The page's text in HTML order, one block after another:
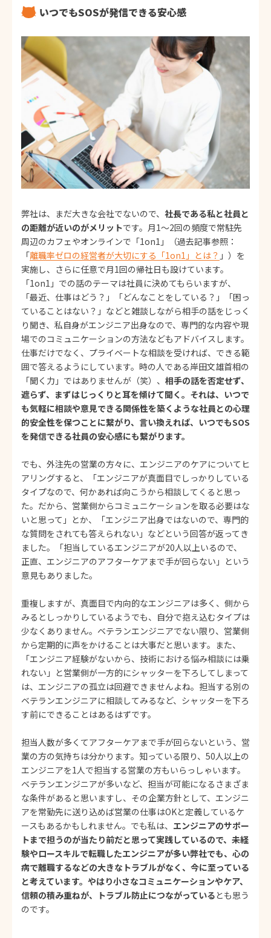
いつでもSOSが発信できる安心感
弊社は、まだ大きな会社でないので、 社長である私と社員と
の距離が近いのがメリットです。月1～2回の頻度で常駐先
周辺のカフェやオンラインで「1on1」（過去記事参照：
「離職率ゼロの経営者が大切にする「1on1」とは？ 」）を
実施し、さらに任意で月1回の帰社日も設けています。
「1on1」での話のテーマは社員に決めてもらいますが、
「最近、仕事はどう？」「どんなことをしている？」「困っ
ていることはない？」などと雑談しながら相手の話をじっく
り聞き、私自身がエンジニア出身なので、専門的な内容や現
場でのコミュニケーションの方法などもアドバイスします。
仕事だけでなく、プライベートな相談を受ければ、できる範
囲で答えるようにしています。時の人である岸田文雄首相の
「聞く力」ではありませんが（笑）、 相手の話を否定せず、
遮らず、まずはじっくりと耳を傾けて聞く。それは、いつで
も気軽に相談や意見できる関係性を築くような社員との心理
的安全性を保つことに繋がり、言い換えれば、いつでもSOS
を発信できる社員の安心感にも繋がります。
でも、外注先の営業の方々に、エンジニアのケアについてヒ
アリングすると、「エンジニアが真面目でしっかりしている
タイプなので、何かあれば向こうから相談してくると思っ
た。だから、営業側からコミュニケーションを取る必要はな
いと思って」とか、「エンジニア出身ではないので、専門的
な質問をされても答えられない」などという回答が返ってき
ました。「担当しているエンジニアが20人以上いるので、
正直、エンジニアのアフターケアまで手が回らない」という
意見もありました。
重複しますが、真面目で内向的なエンジニアは多く、側から
みるとしっかりしているようでも、自分で抱え込むタイプは
少なくありません。ベテランエンジニアでない限り、営業側
から定期的に声をかけることは大事だと思います。また、
「エンジニア経験がないから、技術における悩み相談には乗
れない」と営業側が一方的にシャッターを下ろしてしまって
は、エンジニアの孤立は回避できませんよね。担当する別の
ベテランエンジニアに相談してみるなど、シャッターを下ろ
す前にできることはあるはずです。
担当人数が多くてアフターケアまで手が回らないという、営
業の方の気持ちは分かります。知っている限り、50人以上の
エンジニアを1人で担当する営業の方もいらっしゃいます。
ベテランエンジニアが多いなど、担当が可能になるさまざま
な条件があると思いますし、その企業方針として、エンジニ
アを常勤先に送り込めば営業の仕事はOKと定義しているケ
ースもあるかもしれません。でも私は、 エンジニアのサポー
トまで担うのが当たり前だと思って実践しているので、未経
験やロースキルで転職したエンジニアが多い弊社でも、心の
病で離職するなどの大きなトラブルがなく、今に至っている
と考えています。やはり小さなコミュニケーションやケア、
信頼の積み重ねが、トラブル防止につながっている とも思う
のです。